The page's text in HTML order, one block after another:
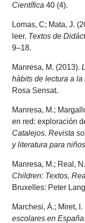
Científica 40 (4).
Lomas, C; Mata, J.
leer. Textos de
9–18.
Manresa, M. (2013).
hàbits de lectura a
Rosa Sensat.
Manresa, M.;
en red: exploración
Catalejos. Revista
y literatura para niños
Manresa, M.; Real,
Children: Textos,
Bruxelles: Peter
Marchesi, Á.; Miret,
escolares en España